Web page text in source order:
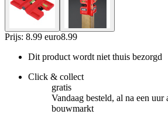
Prijs: 8.99 euro8.99
Dit product wordt niet thuis bezorgd
Click & collect
gratis
Vandaag besteld, al na een
bouwmarkt